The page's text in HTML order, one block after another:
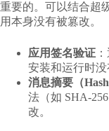
重要的。可以结合超
用本身没有被篡改。
应用签名验证
安装和运行时没
消息摘要（Hash
法（如 SHA-
改。